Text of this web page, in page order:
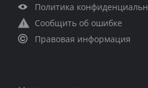
Политика
Сообщить об ошибке
Правовая информация